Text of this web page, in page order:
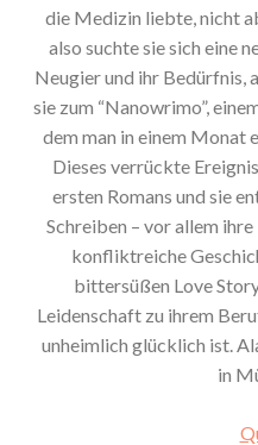
die Medizin liebte, nicht
also suchte sie sich eine
Neugier und ihr Bedürfnis,
sie zum “Nanowrimo”,
dem man in einem Monat
Dieses verrückte
ersten Romans und sie
Schreiben – vor allem
konfliktreiche
bittersüßen Love
Leidenschaft zu ihrem
unheimlich glücklich ist.
in